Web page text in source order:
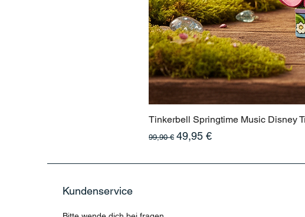
Tinkerbell Springtime Music Disney
Standardpreis
99,90 € Sale-Preis
49,95 €
Kundenservice